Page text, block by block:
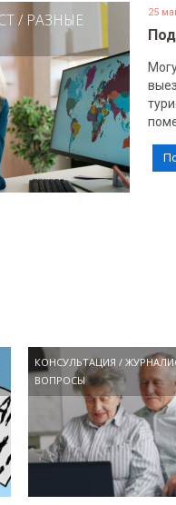
/ РАЗНЫЕ
25
КОНСУЛЬТАЦИЯ /
ВОПРОСЫ